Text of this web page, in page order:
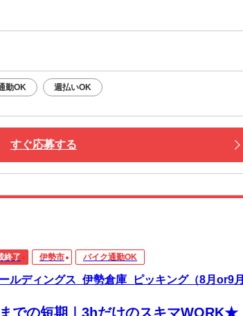
勤OK 週払いOK
すぐ応募する
終了 伊勢市 バイク通勤OK
ルディングス_伊勢倉庫_ピッキング（8月or9月
での短期｜3hだけのスキマWORK★